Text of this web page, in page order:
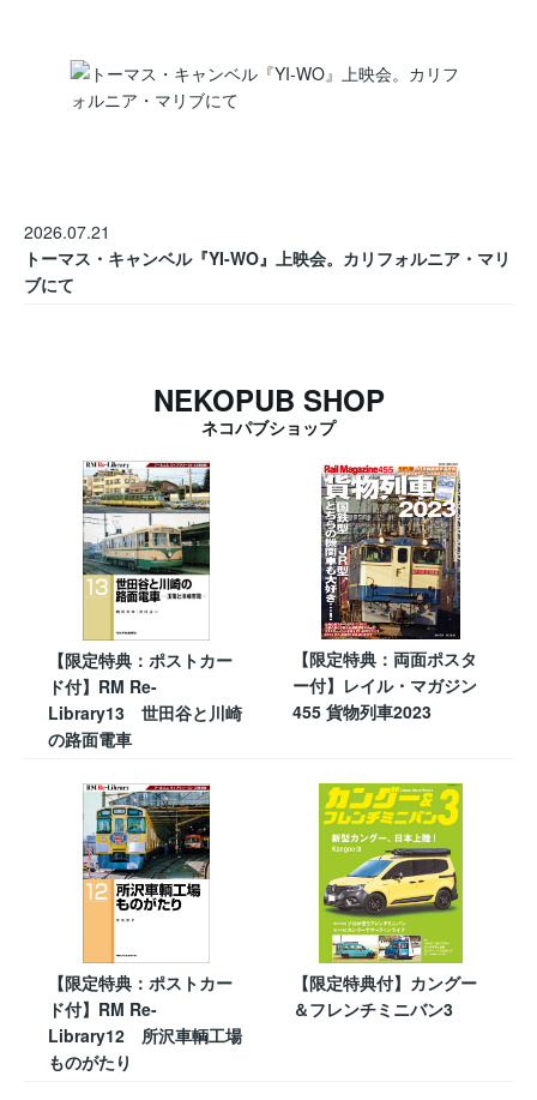
2026.07.21
トーマス・キャンベル『YI-WO』上映会。カリフォルニア・マリ
ブにて
NEKOPUB SHOP
ネコパブショップ
【限定特典：ポストカー
ド付】RM Re-
Library13 世田谷と川崎
の路面電車
【限定特典：両面ポスタ
ー付】レイル・マガジン
455 貨物列車2023
【限定特典：ポストカー
ド付】RM Re-
Library12 所沢車輌工場
ものがたり
【限定特典付】カングー
＆フレンチミニバン3